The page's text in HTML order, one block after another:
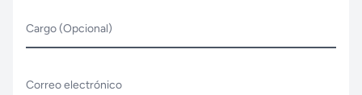
Cargo (Opcional)
Correo electrónico